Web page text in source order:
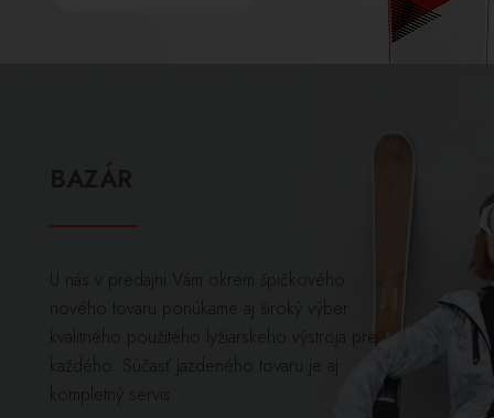
U nás v predajni Vám okrem špičkového
nového tovaru ponúkame aj široký výber
kvalitného použitého lyžiarskeho výstroja pre
každého. Súčasť jazdeného tovaru je aj
kompletný servis.